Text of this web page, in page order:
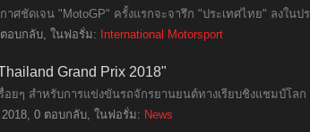
ศชัดเจน "MotoGP" ครั้งแรกจะจารึก "ประเทศไทย" ลงในป
อบกลับ, ในฟอรั่ม: International Motorsport
Grand Prix 2018"
ยๆ สำหรับการแข่งขันรถจักรยานยนต์ทางเรียบชิงแชมป์โลก
, 0 ตอบกลับ, ในฟอรั่ม: News